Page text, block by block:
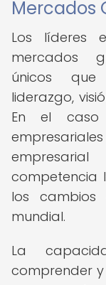
Mercados
Los líderes
mercados
únicos que
liderazgo,
En el caso
competencia
los cambios
mundial.
La
comprender